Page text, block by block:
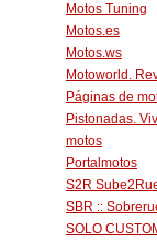
Motos Tuning
Motos.es
Motos.ws
Motoworld.
Páginas de
Pistonadas.
motos
Portalmotos
S2R
SBR ::
SOLO